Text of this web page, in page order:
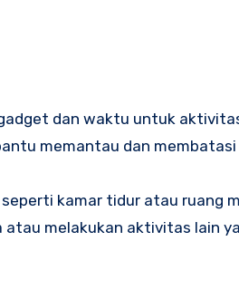
dan waktu untuk
memantau dan
kamar tidur atau ruang
atau melakukan aktivitas lain